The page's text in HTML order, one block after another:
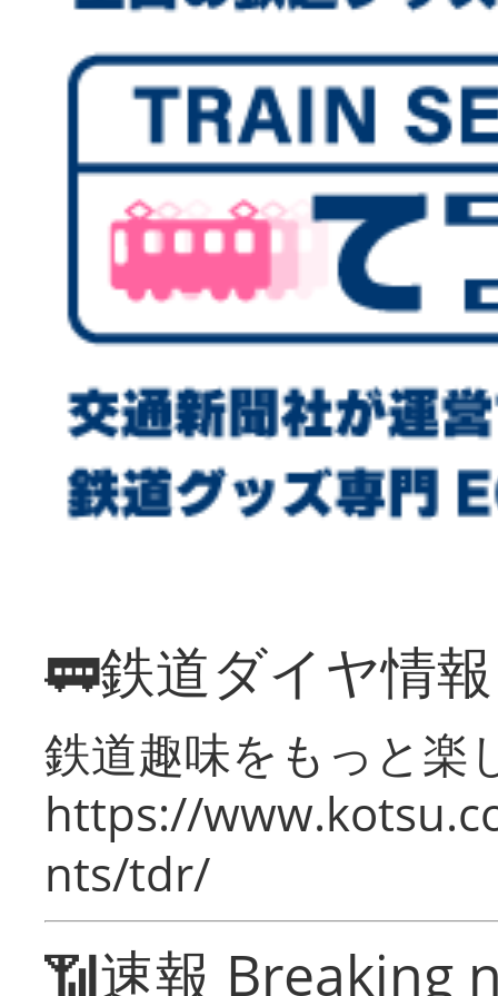
🚃鉄道ダイヤ情
鉄道趣味をもっと楽
https://
nts/tdr/
📶速報 Breaking